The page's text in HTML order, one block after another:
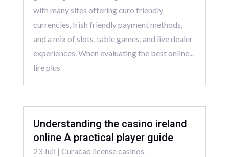
with many sites offering euro friendly
currencies, Irish friendly payment methods,
and a mix of slots, table games, and live dealer
experiences. When evaluating the best online...
lire plus
Understanding the casino ireland
online A practical player guide
23 Juil | Curacao license casinos -